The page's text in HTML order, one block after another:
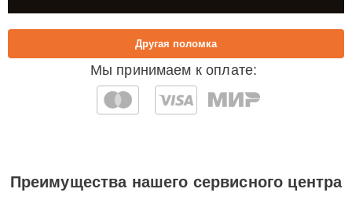
Мы принимаем к оплате:
Другая поломка
Преимущества нашего сервисного центра